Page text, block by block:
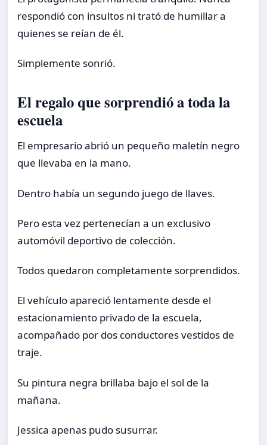
respondió con insultos ni trató de humillar a
quienes se reían de él.
Simplemente sonrió.
El regalo que sorprendió a toda la
escuela
El empresario abrió un pequeño maletín negro
que llevaba en la mano.
Dentro había un segundo juego de llaves.
Pero esta vez pertenecían a un exclusivo
automóvil deportivo de colección.
Todos quedaron completamente sorprendidos.
El vehículo apareció lentamente desde el
estacionamiento privado de la escuela,
acompañado por dos conductores vestidos de
traje.
Su pintura negra brillaba bajo el sol de la
mañana.
Jessica apenas pudo susurrar.